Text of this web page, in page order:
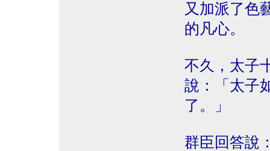
又加派了色
的凡心。
不久，太子
說：「太子
了。」
群臣回答說